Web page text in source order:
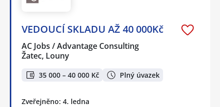
VEDOUCÍ SKLADU AŽ 40 000Kč
AC Jobs / Advantage Consulting
Žatec, Louny
35 000 – 40 000 Kč Plný úvazek
Zveřejněno: 4. ledna